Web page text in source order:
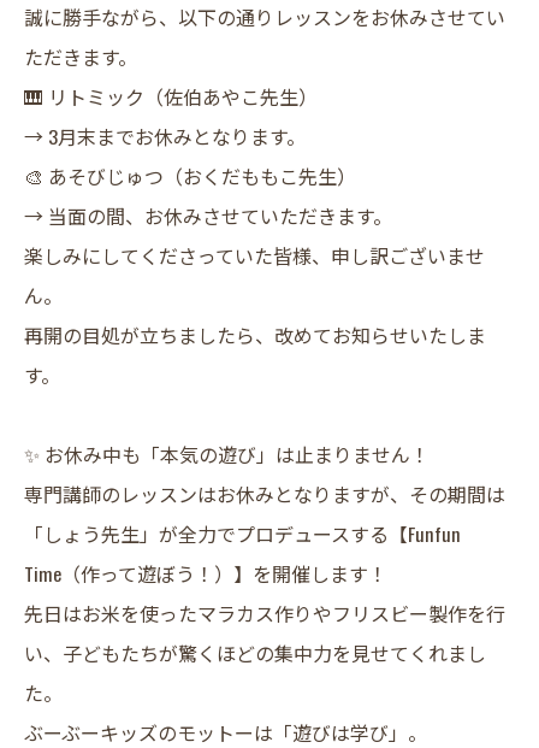
​誠に勝手ながら、以下の通りレッスンをお休みさせてい
ただきます。
​🎹 リトミック（佐伯あやこ先生）
→ 3月末までお休みとなります。
​🎨 あそびじゅつ（おくだももこ先生）
→ 当面の間、お休みさせていただきます。
​楽しみにしてくださっていた皆様、申し訳ございませ
ん。
再開の目処が立ちましたら、改めてお知らせいたしま
す。
​✨ お休み中も「本気の遊び」は止まりません！
​専門講師のレッスンはお休みとなりますが、その期間は
「しょう先生」が全力でプロデュースする【Funfun
Time（作って遊ぼう！）】を開催します！
​先日はお米を使ったマラカス作りやフリスビー製作を行
い、子どもたちが驚くほどの集中力を見せてくれまし
た。
​ぶーぶーキッズのモットーは「遊びは学び」。